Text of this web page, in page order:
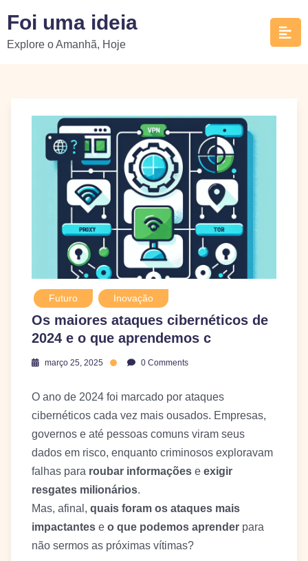
content
Foi uma ideia
Explore o Amanhã, Hoje
Futuro Inovação
Os maiores ataques cibernéticos de
2024 e o que aprendemos c
março 25, 2025 0 Comments
O ano de 2024 foi marcado por ataques
cibernéticos cada vez mais ousados. Empresas,
governos e até pessoas comuns viram seus
dados em risco, enquanto criminosos exploravam
falhas para roubar informações e exigir
resgates milionários.
Mas, afinal, quais foram os ataques mais
impactantes e o que podemos aprender para
não sermos as próximas vítimas?